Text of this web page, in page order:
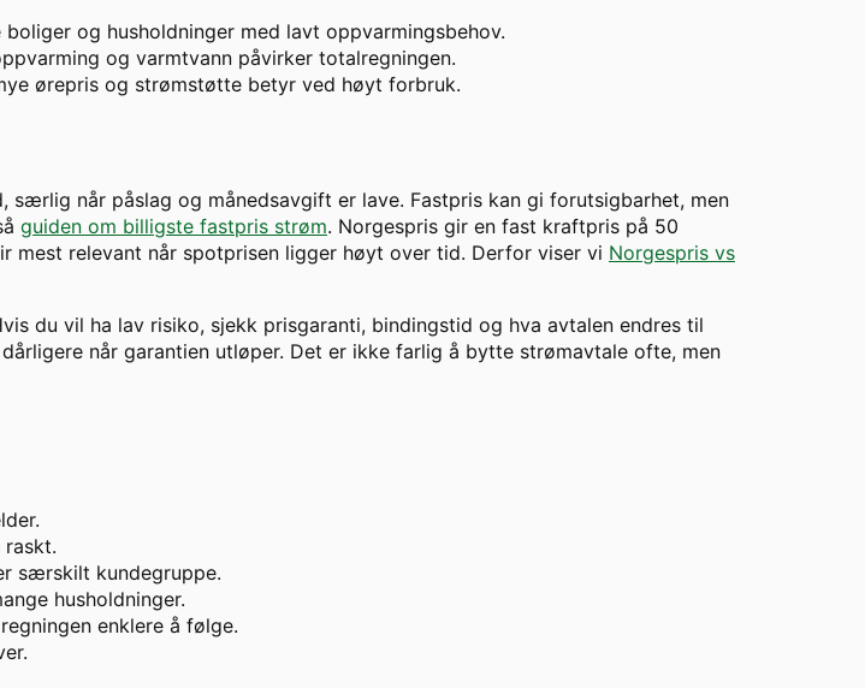
og husholdninger med lavt oppvarmingsbehov.
og varmtvann påvirker totalregningen.
ørepris og strømstøtte betyr ved høyt forbruk.
når påslag og månedsavgift er lave. Fastpris kan gi forutsigbarhet, men
guiden om billigste fastpris strøm. Norgespris gir en fast kraftpris på 50
mest relevant når spotprisen ligger høyt over tid. Derfor viser vi Norgespris vs
du vil ha lav risiko, sjekk prisgaranti, bindingstid og hva avtalen endres til
når garantien utløper. Det er ikke farlig å bytte strømavtale ofte, men
raskt.
særskilt kundegruppe.
husholdninger.
enklere å følge.